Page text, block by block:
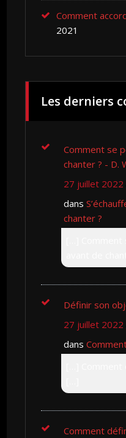
Comment
2021
Les derniers
Comment se
chanter ? - D.
27 juillet 2022
dans
chanter ?
Définir son
27 juillet 2022
dans
Comment